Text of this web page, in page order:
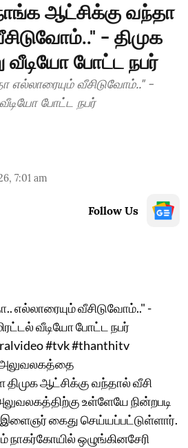
ஆட்சிக்கு வந்தா
- திமுக
வீடியோ போட்ட நபர்
எல்லாரையும் வீசிடுவோம்.." -
போட்ட நபர்
7:01 am
Follow Us
எல்லாரையும் வீசிடுவோம்.." -
வீடியோ போட்ட நபர்
#tvk #thanthitv
அலுவலகத்தை
ஆட்சிக்கு வந்தால் வீசி
உள்ளேயே நின்றபடி
இளைஞர் கைது செய்யப்பட்டுள்ளார்.
நாகர்கோயில் ஒழுங்கினசேரி